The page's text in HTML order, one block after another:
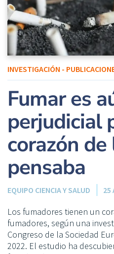
INVESTIGACIÓN -
Fumar es
perjudicial
corazón
pensaba
EQUIPO CIENCIA Y SALUD 25
Los fumadores tienen un
fumadores, según una
Congreso de la Sociedad
2022. El estudio ha